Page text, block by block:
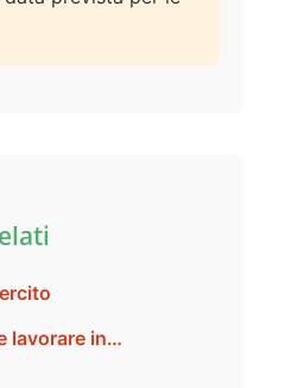
lavorare in…